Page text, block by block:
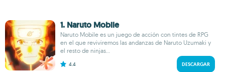
1. Naruto Mobile
Naruto Mobile es un juego de acción con tintes de RPG
en el que reviviremos las andanzas de Naruto Uzumaki y
el resto de ninjas...
4.4 DESCARGAR